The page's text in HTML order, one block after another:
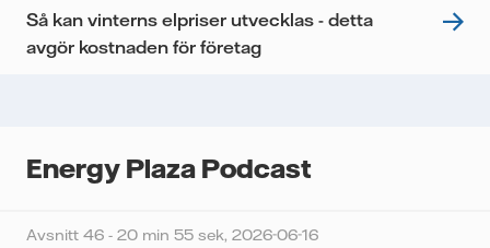
Så kan vinterns elpriser utvecklas - detta
avgör kostnaden för företag
Energy Plaza Podcast
Avsnitt 46 - 20 min 55 sek, 2026-06-16